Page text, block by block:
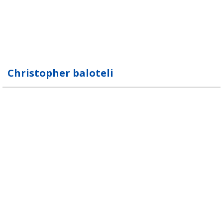
Christopher baloteli